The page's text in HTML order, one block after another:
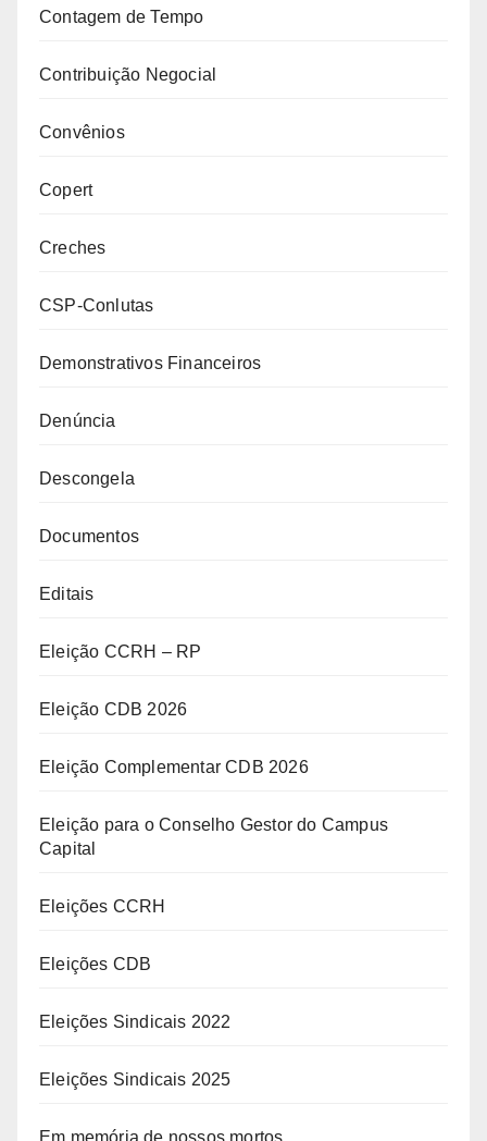
Contagem de Tempo
Contribuição Negocial
Convênios
Copert
Creches
CSP-Conlutas
Demonstrativos Financeiros
Denúncia
Descongela
Documentos
Editais
Eleição CCRH – RP
Eleição CDB 2026
Eleição Complementar CDB 2026
Eleição para o Conselho Gestor do Campus
Capital
Eleições CCRH
Eleições CDB
Eleições Sindicais 2022
Eleições Sindicais 2025